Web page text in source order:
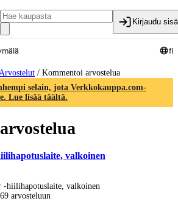
Kirjaudu
fi
/ Kommentoi arvostelua
selain, jota Verkkokauppa.com-
Lue lisää täältä.
valkoinen
-hiilihapotuslaite, valkoinen
arvosteluun